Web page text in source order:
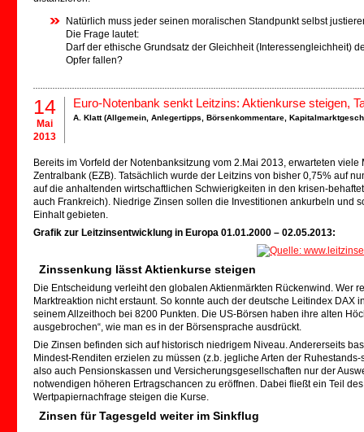
Natürlich muss jeder seinen moralischen Standpunkt selbst
Die Frage lautet:
Darf der ethische Grundsatz der Gleichheit (Interessengleichheit)
Opfer fallen?
14
Mai
2013
Euro-Notenbank senkt Leitzins: Aktienkurse steigen,
A. Klatt (Allgemein Anlegertipps Börsenkommentare
Bereits im Vorfeld der Notenbanksitzung vom 2.Mai 2013, erwarteten
Zentralbank (EZB). Tatsächlich wurde der Leitzins von bisher 0,75% auf
auf die anhaltenden wirtschaftlichen Schwierigkeiten in den krisen-
auch Frankreich). Niedrige Zinsen sollen die Investitionen ankurbeln und
Einhalt gebieten.
Grafik zur Leitzinsentwicklung in Europa 01.01.2000 – 02.05.2013:
Zinssenkung lässt Aktienkurse steigen
Die Entscheidung verleiht den globalen Aktienmärkten Rückenwind. Wer
Marktreaktion nicht erstaunt. So konnte auch der deutsche Leitindex DAX
seinem Allzeithoch bei 8200 Punkten. Die US-Börsen haben ihre alten
ausgebrochen“, wie man es in der Börsensprache ausdrückt.
Die Zinsen befinden sich auf historisch niedrigem Niveau. Andererseits
Mindest-Renditen erzielen zu müssen (z.b. jegliche Arten der
also auch Pensionskassen und Versicherungsgesellschaften nur der
notwendigen höheren Ertragschancen zu eröffnen. Dabei fließt ein Teil
Wertpapiernachfrage steigen die Kurse.
Zinsen für Tagesgeld weiter im Sinkflug